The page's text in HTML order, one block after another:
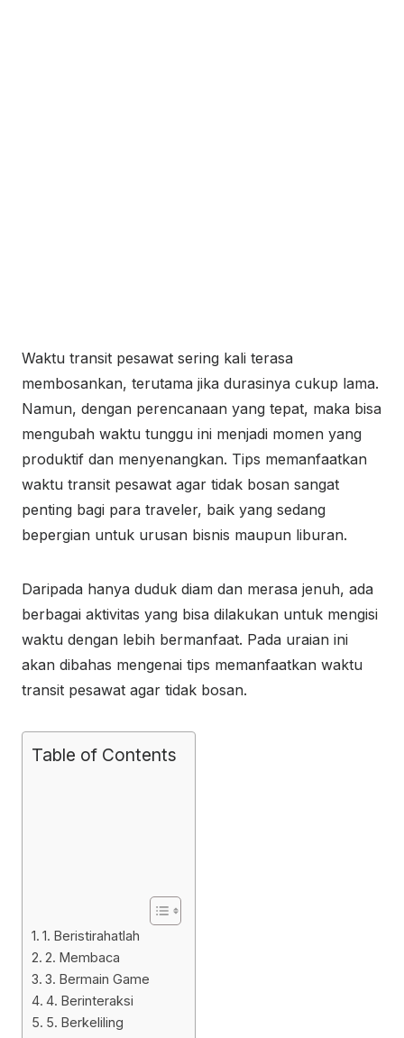
Waktu transit pesawat sering kali terasa
membosankan, terutama jika durasinya cukup lama.
Namun, dengan perencanaan yang tepat, maka bisa
mengubah waktu tunggu ini menjadi momen yang
produktif dan menyenangkan. Tips memanfaatkan
waktu transit pesawat agar tidak bosan sangat
penting bagi para traveler, baik yang sedang
bepergian untuk urusan bisnis maupun liburan.
Daripada hanya duduk diam dan merasa jenuh, ada
berbagai aktivitas yang bisa dilakukan untuk mengisi
waktu dengan lebih bermanfaat. Pada uraian ini
akan dibahas mengenai tips memanfaatkan waktu
transit pesawat agar tidak bosan.
Table of Contents
1. Beristirahatlah
2. Membaca
3. Bermain Game
4. Berinteraksi
5. Berkeliling